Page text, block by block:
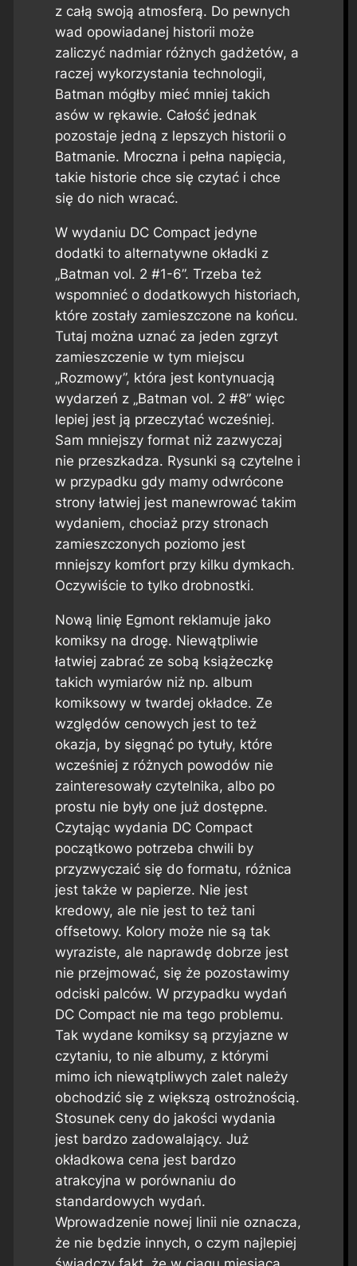
z całą swoją atmosferą. Do pewnych
wad opowiadanej historii może
zaliczyć nadmiar różnych gadżetów, a
raczej wykorzystania technologii,
Batman mógłby mieć mniej takich
asów w rękawie. Całość jednak
pozostaje jedną z lepszych historii o
Batmanie. Mroczna i pełna napięcia,
takie historie chce się czytać i chce
się do nich wracać.
W wydaniu DC Compact jedyne
dodatki to alternatywne okładki z
„Batman vol. 2 #1-6”. Trzeba też
wspomnieć o dodatkowych historiach,
które zostały zamieszczone na końcu.
Tutaj można uznać za jeden zgrzyt
zamieszczenie w tym miejscu
„Rozmowy”, która jest kontynuacją
wydarzeń z „Batman vol. 2 #8” więc
lepiej jest ją przeczytać wcześniej.
Sam mniejszy format niż zazwyczaj
nie przeszkadza. Rysunki są czytelne i
w przypadku gdy mamy odwrócone
strony łatwiej jest manewrować takim
wydaniem, chociaż przy stronach
zamieszczonych poziomo jest
mniejszy komfort przy kilku dymkach.
Oczywiście to tylko drobnostki.
Nową linię Egmont reklamuje jako
komiksy na drogę. Niewątpliwie
łatwiej zabrać ze sobą książeczkę
takich wymiarów niż np. album
komiksowy w twardej okładce. Ze
względów cenowych jest to też
okazja, by sięgnąć po tytuły, które
wcześniej z różnych powodów nie
zainteresowały czytelnika, albo po
prostu nie były one już dostępne.
Czytając wydania DC Compact
początkowo potrzeba chwili by
przyzwyczaić się do formatu, różnica
jest także w papierze. Nie jest
kredowy, ale nie jest to też tani
offsetowy. Kolory może nie są tak
wyraziste, ale naprawdę dobrze jest
nie przejmować, się że pozostawimy
odciski palców. W przypadku wydań
DC Compact nie ma tego problemu.
Tak wydane komiksy są przyjazne w
czytaniu, to nie albumy, z którymi
mimo ich niewątpliwych zalet należy
obchodzić się z większą ostrożnością.
Stosunek ceny do jakości wydania
jest bardzo zadowalający. Już
okładkowa cena jest bardzo
atrakcyjna w porównaniu do
standardowych wydań.
Wprowadzenie nowej linii nie oznacza,
że nie będzie innych, o czym najlepiej